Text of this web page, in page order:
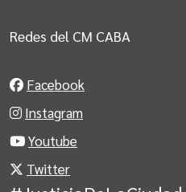
Redes del CM CABA
Facebook
Instagram
Youtube
Twitter